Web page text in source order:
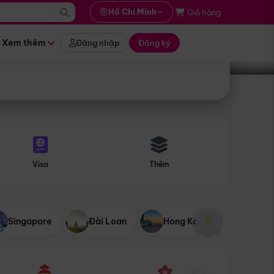
Hồ Chí Minh Giỏ hàng
Xem thêm Đăng nhập Đăng ký
Tìm tour
Visa Thêm
Singapore Đài Loan Hong Kong